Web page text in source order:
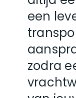
een
zodra